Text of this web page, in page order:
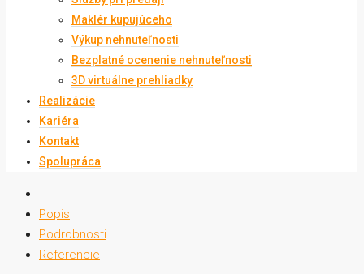
Maklér kupujúceho
Výkup nehnuteľnosti
Bezplatné ocenenie nehnuteľnosti
3D virtuálne prehliadky
Realizácie
Kariéra
Kontakt
Spolupráca
Popis
Podrobnosti
Referencie